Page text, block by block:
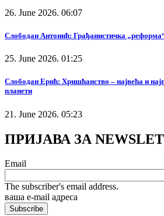
26. June 2026. 06:07
Слободан Антонић: Грађанистичка
25. June 2026. 01:25
Слободан Ерић: Хришћанство – највећа и
планети
21. June 2026. 05:23
ПРИЈАВА ЗА
Email
The subscriber's email address.
ваша е-mail адреса